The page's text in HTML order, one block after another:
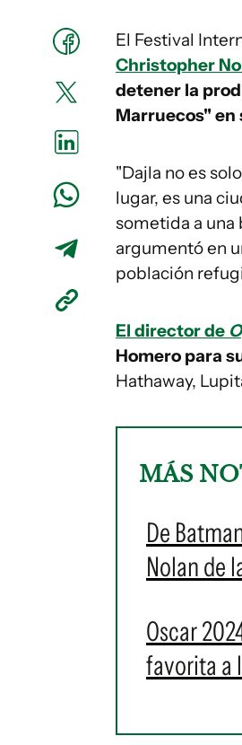
El Festival
Christopher
detener la
Marruecos" en
"Dajla no es
lugar, es una
sometida a una
argumentó en
población
El director de
Homero para
Hathaway,
MÁS
De
Nolan de
Oscar
favorita a